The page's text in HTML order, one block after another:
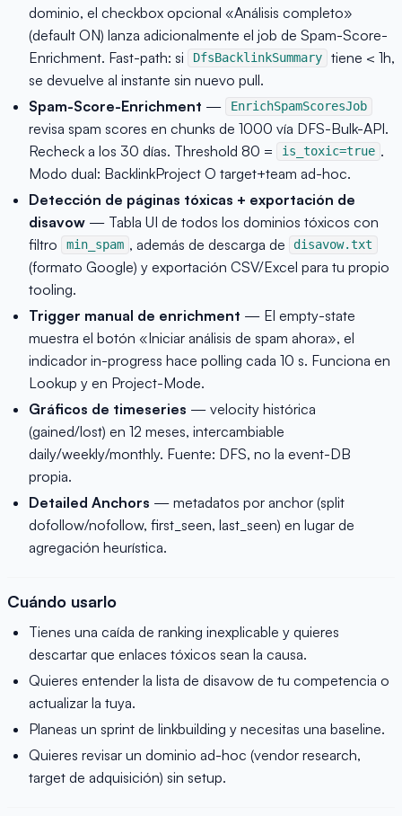
dominio, el checkbox opcional «Análisis completo»
(default ON) lanza adicionalmente el job de Spam-Score-
Enrichment. Fast-path: si
DfsBacklinkSummary
tiene < 1h,
se devuelve al instante sin nuevo pull.
Spam-Score-Enrichment — EnrichSpamScoresJob
revisa spam scores en chunks de 1000 vía DFS-Bulk-API.
Recheck a los 30 días. Threshold 80 =
is_toxic=true .
Modo dual: BacklinkProject O target+team ad-hoc.
Detección de páginas tóxicas + exportación de
disavow — Tabla UI de todos los dominios tóxicos con
filtro
min_spam , además de descarga de disavow.txt
(formato Google) y exportación CSV/Excel para tu propio
tooling.
Trigger manual de enrichment — El empty-state
muestra el botón «Iniciar análisis de spam ahora», el
indicador in-progress hace polling cada 10 s. Funciona en
Lookup y en Project-Mode.
Gráficos de timeseries — velocity histórica
(gained/lost) en 12 meses, intercambiable
daily/weekly/monthly. Fuente: DFS, no la event-DB
propia.
Detailed Anchors — metadatos por anchor (split
dofollow/nofollow, first_seen, last_seen) en lugar de
agregación heurística.
Cuándo usarlo
Tienes una caída de ranking inexplicable y quieres
descartar que enlaces tóxicos sean la causa.
Quieres entender la lista de disavow de tu competencia o
actualizar la tuya.
Planeas un sprint de linkbuilding y necesitas una baseline.
Quieres revisar un dominio ad-hoc (vendor research,
target de adquisición) sin setup.